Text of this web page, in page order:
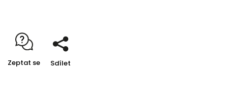
Zeptat se Sdílet